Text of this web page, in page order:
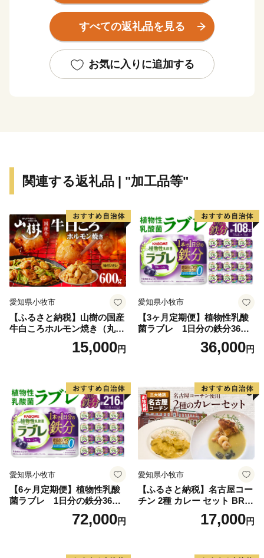
路地があり、趣ある坂のまち。
林芙美子や志賀直哉にゆかりのある文学のまちとして、
有名です。
島しょ部ははっさくやレモンなどの柑橘の栽培が盛ん
まなみ海道は、
ナショナルサイクルルートにも指定された国内屈指のサ
イクリングコース。海外からのサイクリストもたくさん
います。
や、豊かな瀬戸内海が育む海産物などの特産品を、ふる
さと納税の返礼品としてお届けします。
すべての返礼品を見る
お気に入りに追加する
関連する返礼品 | "加工品等"
愛知県小牧市
【ふるさと納税】山樹の国産
牛白ころホルモン焼き（丸
15,000円
愛知県小牧市
【3ヶ月定期便】植物性乳酸
菌ラブレ 1日分の鉄分36本
（計108本） [052S10-T]
36,000円
愛知県小牧市
【6ヶ月定期便】植物性乳酸
菌ラブレ 1日分の鉄分36本
（計216本） [052S11-T]
72,000円
愛知県小牧市
【ふるさと納税】名古屋コー
チン 2種 カレー セット BRIC
K CAFE ブリックカフェ グ
リーンカレー バターチキン
17,000円